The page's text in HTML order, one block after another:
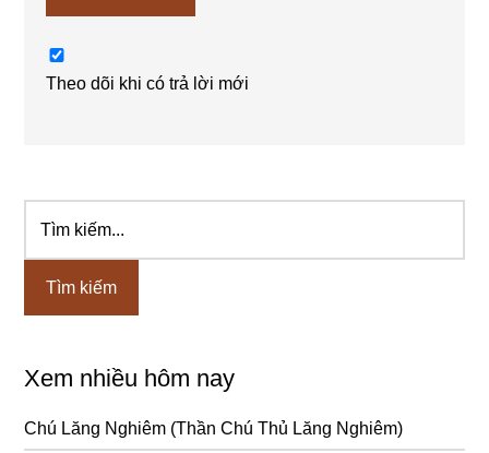
Theo dõi khi có trả lời mới
Sidebar
chính
kiếm...
Xem nhiều hôm nay
Chú Lăng Nghiêm (Thần Chú Thủ Lăng Nghiêm)